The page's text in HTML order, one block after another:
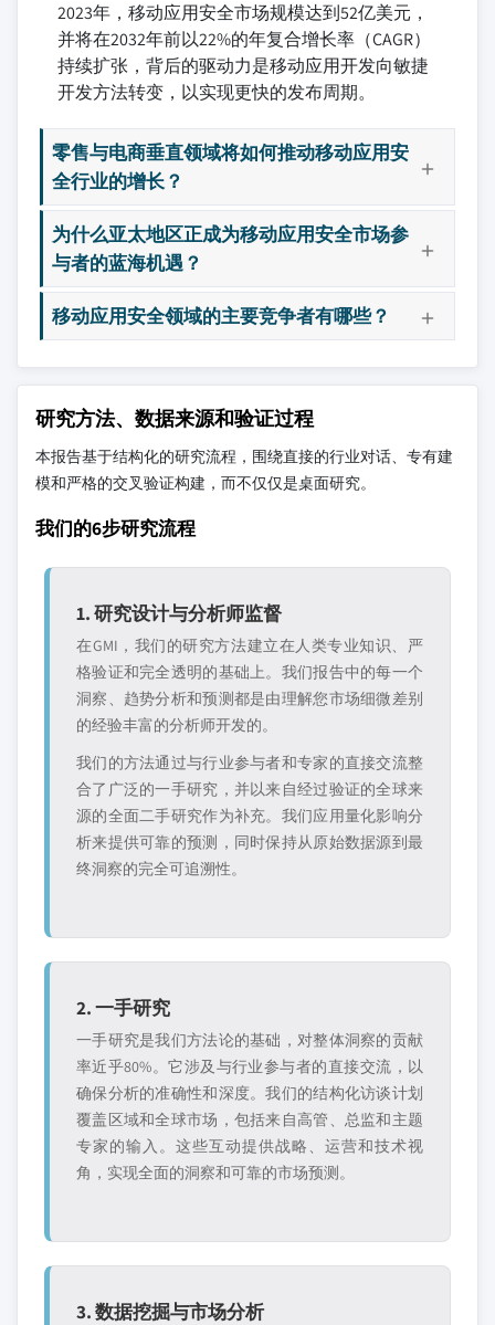
2023年，移动应用安全市场规模达到52亿美元，
并将在2032年前以22%的年复合增长率（CAGR）
持续扩张，背后的驱动力是移动应用开发向敏捷
开发方法转变，以实现更快的发布周期。
零售与电商垂直领域将如何推动移动应用安
全行业的增长？
为什么亚太地区正成为移动应用安全市场参
与者的蓝海机遇？
移动应用安全领域的主要竞争者有哪些？
研究方法、数据来源和验证过程
本报告基于结构化的研究流程，围绕直接的行业对话、专有建
模和严格的交叉验证构建，而不仅仅是桌面研究。
我们的6步研究流程
1. 研究设计与分析师监督
在GMI，我们的研究方法建立在人类专业知识、严
格验证和完全透明的基础上。我们报告中的每一个
洞察、趋势分析和预测都是由理解您市场细微差别
的经验丰富的分析师开发的。
我们的方法通过与行业参与者和专家的直接交流整
合了广泛的一手研究，并以来自经过验证的全球来
源的全面二手研究作为补充。我们应用量化影响分
析来提供可靠的预测，同时保持从原始数据源到最
终洞察的完全可追溯性。
2. 一手研究
一手研究是我们方法论的基础，对整体洞察的贡献
率近乎80%。它涉及与行业参与者的直接交流，以
确保分析的准确性和深度。我们的结构化访谈计划
覆盖区域和全球市场，包括来自高管、总监和主题
专家的输入。这些互动提供战略、运营和技术视
角，实现全面的洞察和可靠的市场预测。
3. 数据挖掘与市场分析